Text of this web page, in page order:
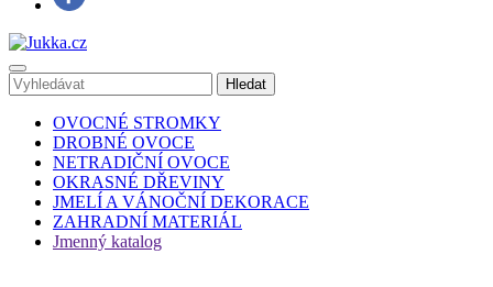
OVOCNÉ STROMKY
DROBNÉ OVOCE
NETRADIČNÍ OVOCE
OKRASNÉ DŘEVINY
JMELÍ A VÁNOČNÍ DEKORACE
ZAHRADNÍ MATERIÁL
Jmenný katalog